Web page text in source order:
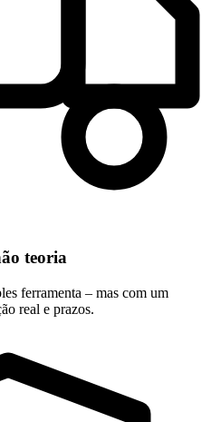
teoria
ferramenta – mas com um
real e prazos.